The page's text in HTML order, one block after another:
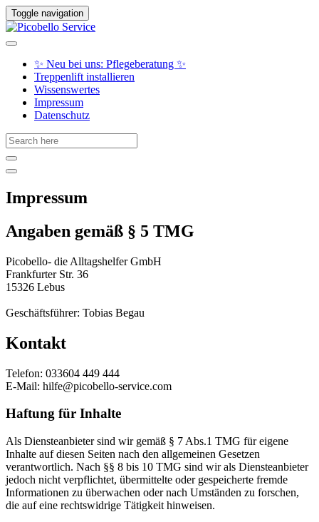
Toggle navigation
✨ Neu bei uns: Pflegeberatung ✨
Treppenlift installieren
Wissenswertes
Impressum
Datenschutz
Impressum
Angaben gemäß § 5 TMG
Picobello- die Alltagshelfer GmbH
Frankfurter Str. 36
15326 Lebus
Geschäftsführer: Tobias Begau
Kontakt
Telefon: 033604 449 444
E-Mail: hilfe@picobello-service.com
Haftung für Inhalte
Als Diensteanbieter sind wir gemäß § 7 Abs.1 TMG für eigene
Inhalte auf diesen Seiten nach den allgemeinen Gesetzen
verantwortlich. Nach §§ 8 bis 10 TMG sind wir als Diensteanbieter
jedoch nicht verpflichtet, übermittelte oder gespeicherte fremde
Informationen zu überwachen oder nach Umständen zu forschen,
die auf eine rechtswidrige Tätigkeit hinweisen.